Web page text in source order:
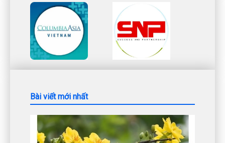
Bài viết mới nhất